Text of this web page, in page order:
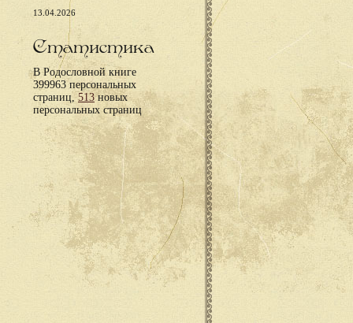
13.04.2026
Статистика
В Родословной книге
399963 персональных
страниц,513новых
персональных страниц